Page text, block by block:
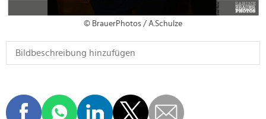
© BrauerPhotos / A.Schulze